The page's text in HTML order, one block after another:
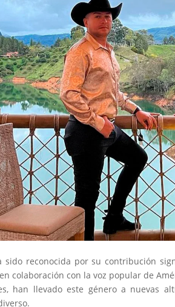
sido reconocida por su contribución
en colaboración con la voz popular de
han llevado este género a nuevas